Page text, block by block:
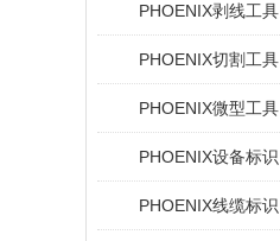
PHOENIX剥线工具
PHOENIX切割工具
PHOENIX微型工具
PHOENIX设备标识
PHOENIX线缆标识